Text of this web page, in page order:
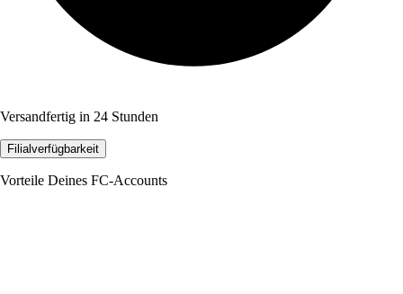
Versandfertig in 24 Stunden
Filialverfügbarkeit
Vorteile Deines FC-Accounts